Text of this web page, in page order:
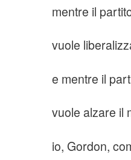
mentre il
vuole
e mentre il
vuole alzare il
io, Gordon,